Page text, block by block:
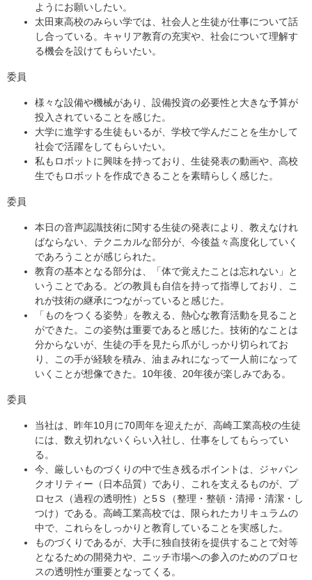
ようにお願いしたい。
太田東高校のみらい学では、社会人と生徒が仕事について話
し合っている。キャリア教育の充実や、社会について理解す
る機会を設けてもらいたい。
委員
様々な設備や機械があり、設備投資の必要性と大きな予算が
投入されていることを感じた。
大学に進学する生徒もいるが、学校で学んだことを生かして
社会で活躍をしてもらいたい。
私もロボットに興味を持っており、生徒発表の動画や、高校
生でもロボットを作成できることを素晴らしく感じた。
委員
本日の音声認識技術に関する生徒の発表により、教えなけれ
ばならない、テクニカルな部分が、今後益々高度化していく
であろうことが感じられた。
教育の基本となる部分は、「体で覚えたことは忘れない」と
いうことである。どの教員も自信を持って指導しており、こ
れが技術の継承につながっていると感じた。
「ものをつくる姿勢」を教える、熱心な教育活動を見ること
ができた。この姿勢は重要であると感じた。技術的なことは
分からないが、生徒の手を見たら爪がしっかり切られてお
り、この手が経験を積み、油まみれになって一人前になって
いくことが想像できた。10年後、20年後が楽しみである。
委員
当社は、昨年10月に70周年を迎えたが、高崎工業高校の生徒
には、数え切れないくらい入社し、仕事をしてもらってい
る。
今、厳しいものづくりの中で生き残るポイントは、ジャパン
クオリティー（日本品質）であり、これを支えるものが、プ
ロセス（過程の透明性）と5Ｓ（整理・整頓・清掃・清潔・し
つけ）である。高崎工業高校では、限られたカリキュラムの
中で、これらをしっかりと教育していることを実感した。
ものづくりであるが、大手に独自技術を提供することで対等
となるための開発力や、ニッチ市場への参入のためのプロセ
スの透明性が重要となってくる。